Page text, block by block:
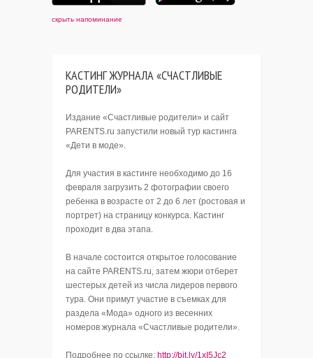
КОНТАКТЫ
скрыть напоминание
КАСТИНГ ЖУРНАЛА «СЧАСТЛИВЫЕ
РОДИТЕЛИ»
Издание «Счастливые родители» и сайт
PARENTS.ru запустили новый тур кастинга
«Дети в моде».
Для участия в кастинге необходимо до 16
февраля загрузить 2 фотографии своего
ребенка в возрасте от 2 до 6 лет (ростовая и
портрет) на страницу конкурса. Кастинг
проходит в два этапа.
В начале состоится открытое голосование
на сайте PARENTS.ru, затем жюри отберет
шестерых детей из числа лидеров первого
тура. Они примут участие в съемках для
раздела «Мода» одного из весенних
номеров журнала «Счастливые родители».
Подробнее по ссылке: http://bit.ly/1xI5Jc2